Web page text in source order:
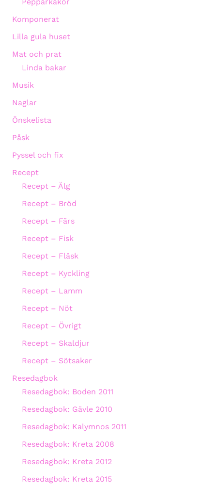
Komponerat
Lilla gula huset
Mat och prat
Linda bakar
Musik
Naglar
Önskelista
Påsk
Pyssel och fix
Recept
Recept – Älg
Recept – Bröd
Recept – Färs
Recept – Fisk
Recept – Fläsk
Recept – Kyckling
Recept – Lamm
Recept – Nöt
Recept – Övrigt
Recept – Skaldjur
Recept – Sötsaker
Resedagbok
Resedagbok: Boden 2011
Resedagbok: Gävle 2010
Resedagbok: Kalymnos 2011
Resedagbok: Kreta 2008
Resedagbok: Kreta 2012
Resedagbok: Kreta 2015